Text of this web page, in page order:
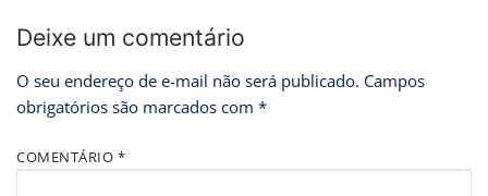
Deixe um comentário
O seu endereço de e-mail não será publicado. Campos
obrigatórios são marcados com *
COMENTÁRIO *